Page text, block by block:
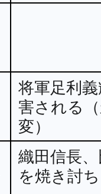
将軍足利
害される
変）
織田信長
を焼き討ち